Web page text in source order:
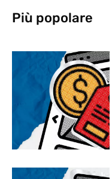
Più popolare